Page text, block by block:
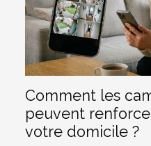
Comment les
peuvent
votre domicile ?